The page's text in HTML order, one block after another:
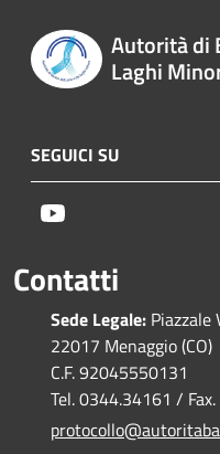
Autorità di
Laghi
SEGUICI SU
Contatti
Sede Legale:
22017 Menaggio (CO)
C.F. 92045550131
Tel. 0344.34161 /